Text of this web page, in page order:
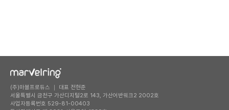
(주)마블프로듀스 ｜ 대표 전현준
서울특별시 금천구 가산디지털2로 143, 가산어반워크2 2002호
사업자등록번호 529-81-00403